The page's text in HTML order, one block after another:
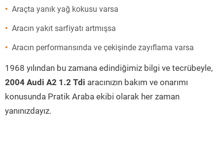
Araçta yanık yağ kokusu varsa
Aracın yakıt sarfiyatı artmışsa
Aracın performansında ve çekişinde zayıflama varsa
1968 yılından bu zamana edindiğimiz bilgi ve tecrübeyle,
2004 Audi A2 1.2 Tdi aracınızın bakım ve onarımı
konusunda Pratik Araba ekibi olarak her zaman
yanınızdayız.